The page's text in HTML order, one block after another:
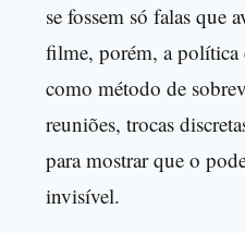
se fossem só falas que
filme, porém, a política
como método de
reuniões, trocas
para mostrar que o
invisível.